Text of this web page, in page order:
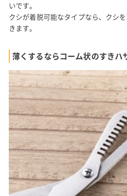
いです。
クシが着脱可能なタイプなら、クシ
きます。
薄くするならコーム状のすきハ